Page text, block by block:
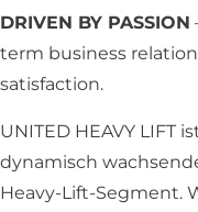
DRIVEN BY PASSION
term business
satisfaction.
UNITED HEAVY LIFT
dynamisch
Heavy-Lift-Segment.